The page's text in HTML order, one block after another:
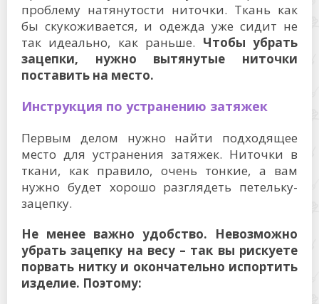
проблему натянутости ниточки. Ткань как
бы скукоживается, и одежда уже сидит не
так идеально, как раньше. Чтобы убрать
зацепки, нужно вытянутые ниточки
поставить на место.
Инструкция по устранению затяжек
Первым делом нужно найти подходящее
место для устранения затяжек. Ниточки в
ткани, как правило, очень тонкие, а вам
нужно будет хорошо разглядеть петельку-
зацепку.
Не менее важно удобство. Невозможно
убрать зацепку на весу – так вы рискуете
порвать нитку и окончательно испортить
изделие. Поэтому: